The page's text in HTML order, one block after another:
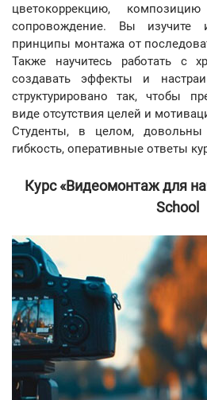
цветокоррекцию,
сопровождение. Вы изучите
принципы монтажа от
Также научитесь работать с
создавать эффекты и
структурировано так, чтобы
виде отсутствия целей и
Студенты, в целом,
гибкость, оперативные ответы
Курс «Видеомонтаж для
School